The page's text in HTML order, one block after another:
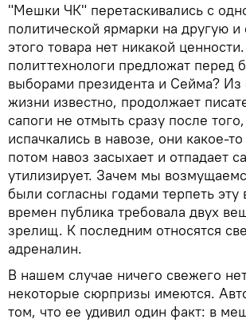
"Мешки ЧК" перетаскивались с
политической ярмарки на другую и
этого товара нет никакой
политтехнологи предложат перед
выборами президента и Сейма? Из
жизни известно, продолжает
сапоги не отмыть сразу после
испачкались в навозе, они какое-
потом навоз засыхает и отпадает
утилизирует. Зачем мы
были согласны годами терпеть эту
времен публика требовала двух
зрелищ. К последним относятся
адреналин.
В нашем случае ничего свежего
некоторые сюрпризы имеются.
том, что ее удивил один факт: в